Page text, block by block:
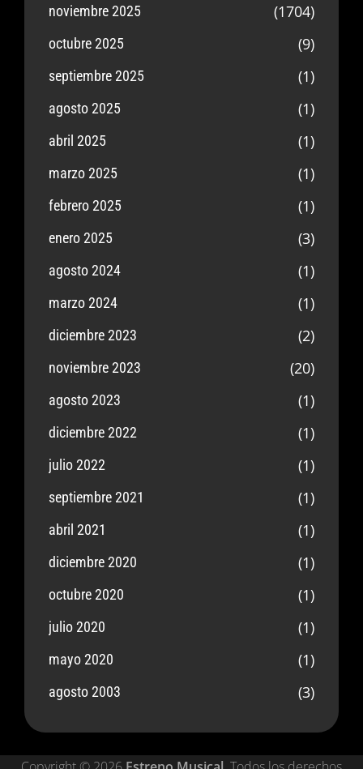
noviembre 2025 (1704)
octubre 2025 (9)
septiembre 2025 (1)
agosto 2025 (1)
abril 2025 (1)
marzo 2025 (1)
febrero 2025 (1)
enero 2025 (3)
agosto 2024 (1)
marzo 2024 (1)
diciembre 2023 (2)
noviembre 2023 (20)
agosto 2023 (1)
diciembre 2022 (1)
julio 2022 (1)
septiembre 2021 (1)
abril 2021 (1)
diciembre 2020 (1)
octubre 2020 (1)
julio 2020 (1)
mayo 2020 (1)
agosto 2003 (3)